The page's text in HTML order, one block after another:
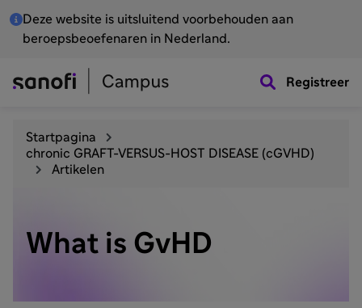
Deze website is uitsluitend voorbehouden aan
beroepsbeoefenaren in Nederland.
Registreer
Startpagina
chronic GRAFT-VERSUS-HOST DISEASE (cGVHD)
Artikelen
What is GvHD